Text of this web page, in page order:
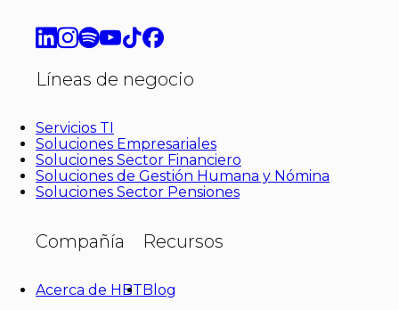
Líneas de negocio
Servicios TI
Soluciones Empresariales
Soluciones Sector Financiero
Soluciones de Gestión Humana y Nómina
Soluciones Sector Pensiones
Compañía
Acerca de HBT
Recursos
Blog